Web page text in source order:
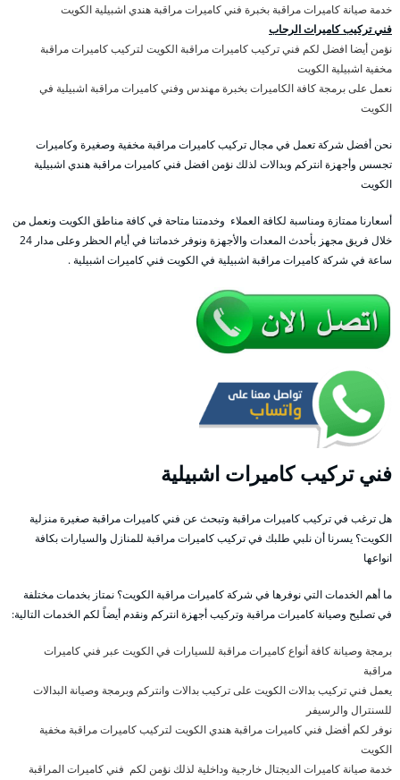
خدمة صيانة كاميرات مراقبة بخبرة فني كاميرات مراقبة هندي اشبيلية الكويت
فني تركيب كاميرات الرحاب
نؤمن أيضا افضل لكم فني تركيب كاميرات مراقبة الكويت لتركيب كاميرات مراقبة
مخفية اشبيلية الكويت
نعمل على برمجة كافة الكاميرات بخبرة مهندس وفني كاميرات مراقبة اشبيلية في
الكويت
نحن أفضل شركة تعمل في مجال تركيب كاميرات مراقبة مخفية وصغيرة وكاميرات
تجسس وأجهزة انتركم وبدالات لذلك نؤمن افضل فني كاميرات مراقبة هندي اشبيلية
الكويت
أسعارنا ممتازة ومناسبة لكافة العملاء وخدمتنا متاحة في كافة مناطق الكويت ونعمل من
خلال فريق مجهز بأحدث المعدات والأجهزة ونوفر خدماتنا في أيام الحظر وعلى مدار 24
ساعة في شركة كاميرات مراقبة اشبيلية في الكويت فني كاميرات اشبيلية .
فني تركيب كاميرات اشبيلية
هل ترغب في تركيب كاميرات مراقبة وتبحث عن فني كاميرات مراقبة صغيرة منزلية
الكويت؟ يسرنا أن نلبي طلبك في تركيب كاميرات مراقبة للمنازل والسيارات بكافة
انواعها
ما أهم الخدمات التي نوفرها في شركة كاميرات مراقبة الكويت؟ نمتاز بخدمات مختلفة
في تصليح وصيانة كاميرات مراقبة وتركيب أجهزة انتركم ونقدم أيضاً لكم الخدمات التالية:
برمجة وصيانة كافة أنواع كاميرات مراقبة للسيارات في الكويت عبر فني كاميرات
مراقبة
يعمل فني تركيب بدالات الكويت على تركيب بدالات وانتركم وبرمجة وصيانة البدالات
للسنترال والرسيفر
نوفر لكم أفضل فني كاميرات مراقبة هندي الكويت لتركيب كاميرات مراقبة مخفية
الكويت
خدمة صيانة كاميرات الديجتال خارجية وداخلية لذلك نؤمن لكم فني كاميرات المراقبة